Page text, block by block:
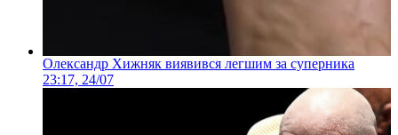
Олександр Хижняк виявився легшим за суперника
23:17, 24/07